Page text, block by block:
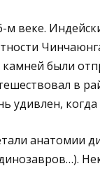
веке.
были
в
удивлен, когда
анатомии